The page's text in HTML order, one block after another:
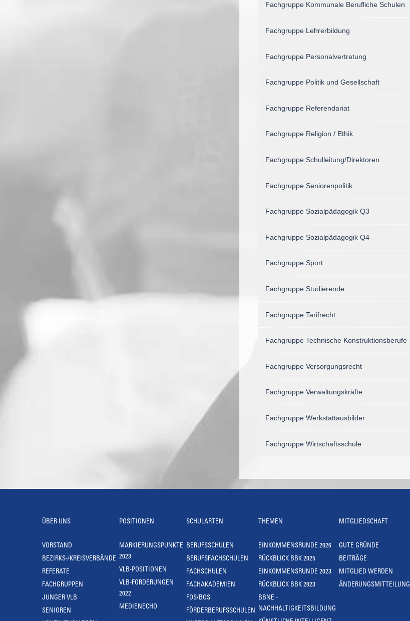
Fachgruppe Kommunale Berufliche Schulen
Fachgruppe Lehrerbildung
Fachgruppe Personalvertretung
Fachgruppe Politik und Gesellschaft
Fachgruppe Referendariat
Fachgruppe Religion / Ethik
Fachgruppe Schulleitung/Direktoren
Fachgruppe Seniorenpolitik
Fachgruppe Sozialpädagogik Q3
Fachgruppe Sozialpädagogik Q4
Fachgruppe Sport
Fachgruppe Studierende
Fachgruppe Tarifrecht
Fachgruppe Technische Konstruktionsberufe
Fachgruppe Versorgungsrecht
Fachgruppe Verwaltungskräfte
Fachgruppe Werkstattausbilder
Fachgruppe Wirtschaftsschule
ÜBER UNS
VORSTAND
BEZIRKS-/KREISVERBÄNDE
REFERATE
FACHGRUPPEN
JUNGER VLB
SENIOREN
POSITIONEN
MARKIERUNGSPUNKTE
2023
VLB-POSITIONEN
VLB-FORDERUNGEN
2022
MEDIENECHO
SCHULARTEN
BERUFSSCHULEN
BERUFSFACHSCHULEN
FACHSCHULEN
FACHAKADEMIEN
FOS/BOS
FÖRDERBERUFSSCHULEN
THEMEN
EINKOMMENSRUNDE 2026
RÜCKBLICK BBK 2025
EINKOMMENSRUNDE 2023
RÜCKBLICK BBK 2023
BBNE -
NACHHALTIGKEITSBILDUNG
MITGLIEDSCHAFT
GUTE GRÜNDE
BEITRÄGE
MITGLIED WERDEN
ÄNDERUNGSMITTEILUNG